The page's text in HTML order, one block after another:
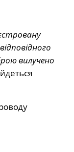
вилучено
йдеться